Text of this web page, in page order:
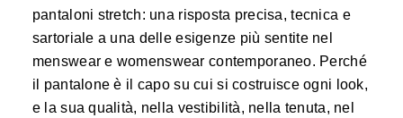
pantaloni stretch: una risposta precisa, tecnica e
sartoriale a una delle esigenze più sentite nel
menswear e womenswear contemporaneo. Perché
il pantalone è il capo su cui si costruisce ogni look,
e la sua qualità, nella vestibilità, nella tenuta, nel